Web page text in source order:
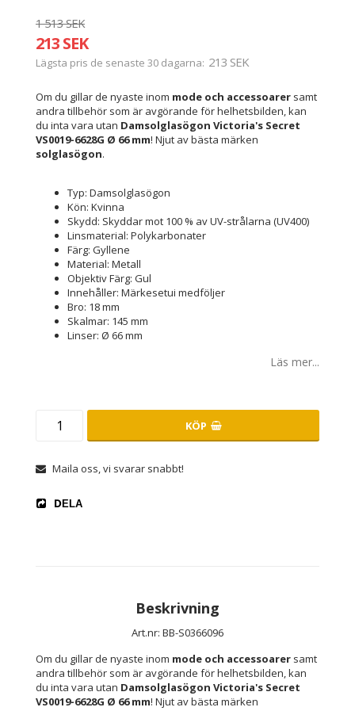
1 513 SEK
213 SEK
Lägsta pris de senaste 30 dagarna 213 SEK
Om du gillar de nyaste inom mode och accessoarer samt
andra tillbehör som är avgörande för helhetsbilden, kan
du inta vara utan Damsolglasögon Victoria's Secret
VS0019-6628G Ø 66 mm! Njut av bästa märken
solglasögon.
Typ: Damsolglasögon
Kön: Kvinna
Skydd: Skyddar mot 100 % av UV-strålarna (UV400)
Linsmaterial: Polykarbonater
Färg: Gyllene
Material: Metall
Objektiv Färg: Gul
Innehåller: Märkesetui medföljer
Bro: 18 mm
Skalmar: 145 mm
Linser: Ø 66 mm
Läs mer...
KÖP
Maila oss, vi svarar snabbt!
DELA
Beskrivning
Art.nr: BB-S0366096
Om du gillar de nyaste inom mode och accessoarer samt
andra tillbehör som är avgörande för helhetsbilden, kan
du inta vara utan Damsolglasögon Victoria's Secret
VS0019-6628G Ø 66 mm